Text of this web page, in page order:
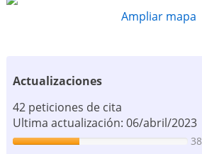
Ampliar mapa
Actualizaciones
42 peticiones de cita
Ultima actualización: 06/abril/2023